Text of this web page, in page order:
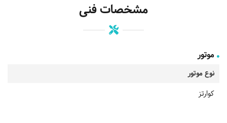
مشخصات فنی
موتور
نوع موتور
کوارتز